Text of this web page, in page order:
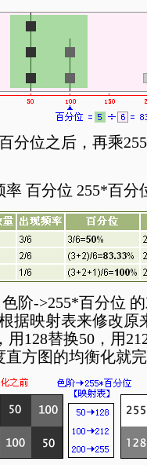
分位之后，再乘
率 百分位 255*百分
阶->255*百分位
据映射表来修改原
用128替换50，用
直方图的均衡化就